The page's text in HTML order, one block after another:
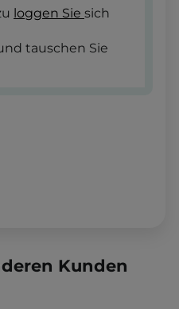
loggen Sie sich
tauschen Sie
Kunden